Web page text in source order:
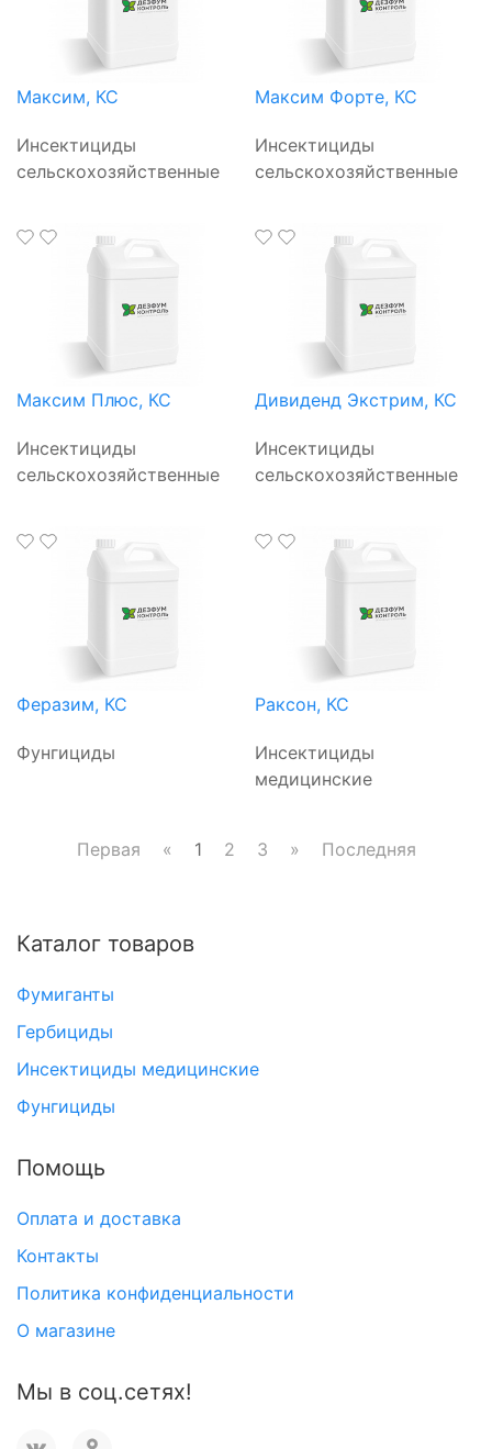
Максим, КС
Инсектициды
сельскохозяйственные
Максим Форте, КС
Инсектициды
сельскохозяйственные
Максим Плюс, КС
Инсектициды
сельскохозяйственные
Дивиденд Экстрим, КС
Инсектициды
сельскохозяйственные
Феразим, КС
Фунгициды
Раксон, КС
Инсектициды
медицинские
Первая « 1 2 3 » Последняя
Каталог товаров
Фумиганты
Гербициды
Инсектициды медицинские
Фунгициды
Помощь
Оплата и доставка
Контакты
Политика конфиденциальности
О магазине
Мы в соц.сетях!